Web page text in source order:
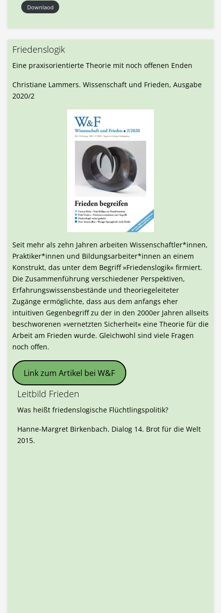
Downlaod
Friedenslogik
Eine praxisorientierte Theorie mit noch offenen Enden
Christiane Lammers. Wissenschaft und Frieden, Ausgabe
2020/2
Seit mehr als zehn Jahren arbeiten Wissenschaftler*innen,
Praktiker*innen und Bildungsarbeiter*innen an einem
Konstrukt, das unter dem Begriff »Friedenslogik« firmiert.
Die Zusammenführung verschiedener Perspektiven,
Erfahrungswissensbestände und theoriegeleiteter
Zugänge ermöglichte, dass aus dem anfangs eher
intuitiven Gegenbegriff zu der in den 2000er Jahren allseits
beschworenen »vernetzten Sicherheit« eine Theorie für die
Arbeit am Frieden wurde. Gleichwohl sind viele Fragen
noch offen.
Link zum Artikel bei W&F
Leitbild Frieden
Was heißt friedenslogische Flüchtlingspolitik?
Hanne-Margret Birkenbach. Dialog 14. Brot für die Welt
2015.